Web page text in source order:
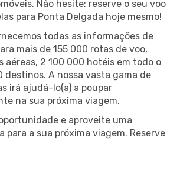
Não hesite: reserve o seu voo
para Ponta Delgada hoje mesmo!
todas as informações de
mais de 155 000 rotas de voo,
aéreas, 2 100 000 hotéis em todo o
destinos. A nossa vasta gama de
irá ajudá-lo(a) a poupar
na sua próxima viagem.
e aproveite uma
para a sua próxima viagem. Reserve